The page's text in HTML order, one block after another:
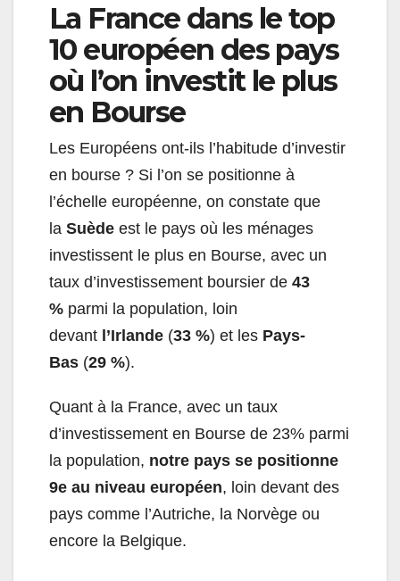
La France dans le top
10 européen des pays
où l’on investit le plus
en Bourse
Les Européens ont-ils l’habitude d’investir
en bourse ? Si l’on se positionne à
l’échelle européenne, on constate que
la Suède est le pays où les ménages
investissent le plus en Bourse, avec un
taux d’investissement boursier de 43
% parmi la population, loin
devant l’Irlande (33 %) et les Pays-
Bas (29 %).
Quant à la France, avec un taux
d’investissement en Bourse de 23% parmi
la population, notre pays se positionne
9e au niveau européen, loin devant des
pays comme l’Autriche, la Norvège ou
encore la Belgique.